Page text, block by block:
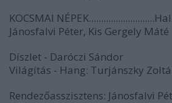
KOCSMAI
Jánosfalvi Péter, Kis Gergely Máté
Díszlet - Daróczi Sándor
Világítás - Hang: Turjánszky
Rendezőasszisztens: Jánosfalvi